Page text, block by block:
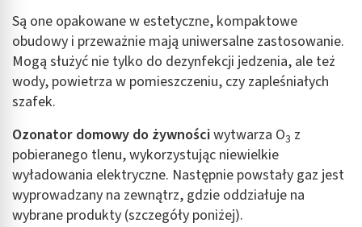
Są one opakowane w estetyczne, kompaktowe
obudowy i przeważnie mają uniwersalne zastosowanie.
Mogą służyć nie tylko do dezynfekcji jedzenia, ale też
wody, powietrza w pomieszczeniu, czy zapleśniałych
szafek.
Ozonator domowy do żywnościwytwarza O3 z
pobieranego tlenu, wykorzystując niewielkie
wyładowania elektryczne. Następnie powstały gaz jest
wyprowadzany na zewnątrz, gdzie oddziałuje na
wybrane produkty (szczegóły poniżej).